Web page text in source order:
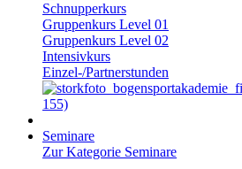
Schnupperkurs
Gruppenkurs Level 01
Gruppenkurs Level 02
Intensivkurs
Einzel-/Partnerstunden
Seminare
Zur Kategorie Seminare